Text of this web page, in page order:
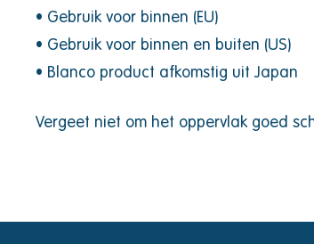
• Gebruik voor binnen (EU)
• Gebruik voor binnen en buiten (US)
• Blanco product afkomstig uit Japan
Vergeet niet om het oppervlak goed